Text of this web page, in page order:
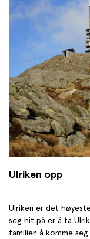
Ulriken opp
Ulriken er det
seg hit på er å ta
familien å komme